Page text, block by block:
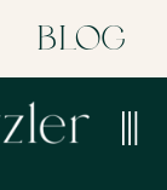
BLOG